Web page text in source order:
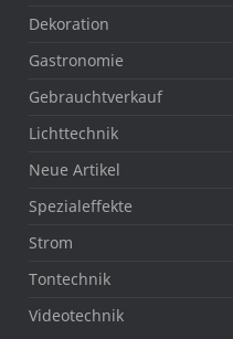
Dekoration
Gastronomie
Gebrauchtverkauf
Lichttechnik
Neue Artikel
Spezialeffekte
Strom
Tontechnik
Videotechnik